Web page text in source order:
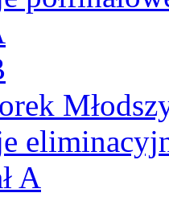
A